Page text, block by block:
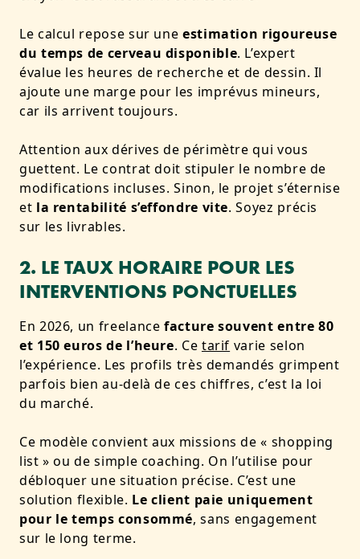
Le calcul repose sur une estimation rigoureuse
du temps de cerveau disponible. L’expert
évalue les heures de recherche et de dessin. Il
ajoute une marge pour les imprévus mineurs,
car ils arrivent toujours.
Attention aux dérives de périmètre qui vous
guettent. Le contrat doit stipuler le nombre de
modifications incluses. Sinon, le projet s’éternise
et la rentabilité s’effondre vite. Soyez précis
sur les livrables.
2. LE TAUX HORAIRE POUR LES
INTERVENTIONS PONCTUELLES
En 2026, un freelancefacture souvent entre 80
et 150 euros de l’heure. Ce tarif varie selon
l’expérience. Les profils très demandés grimpent
parfois bien au-delà de ces chiffres, c’est la loi
du marché.
Ce modèle convient aux missions de « shopping
list » ou de simple coaching. On l’utilise pour
débloquer une situation précise. C’est une
solution flexible. Le client paie uniquement
pour le temps consommé, sans engagement
sur le long terme.